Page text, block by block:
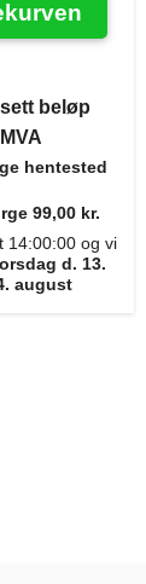
beløp
hentested
99,00 kr.
14:00:00 og vi
d. 13.
august